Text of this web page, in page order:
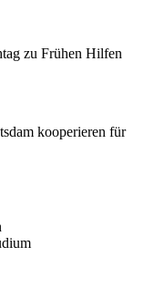
zu Frühen Hilfen
kooperieren für